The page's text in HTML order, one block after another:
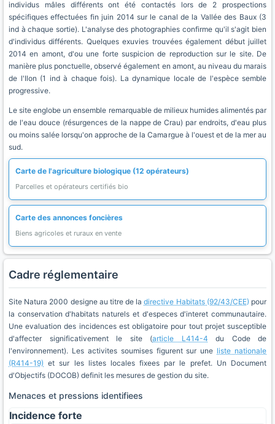
individus mâles différents ont été contactés lors de 2 prospections
spécifiques effectuées fin juin 2014 sur le canal de la Vallée des Baux (3
ind à chaque sortie). L'analyse des photographies confirme qu'il s'agit bien
d'individus différents. Quelques exuvies trouvées également début juillet
2014 en amont, d'ou une forte suspicion de reproduction sur le site. De
manière plus ponctuelle, observé également en amont, au niveau du marais
de l'Ilon (1 ind à chaque fois). La dynamique locale de l'espèce semble
progressive.
Le site englobe un ensemble remarquable de milieux humides alimentés par
de l'eau douce (résurgences de la nappe de Crau) par endroits, d'eau plus
ou moins salée lorsqu'on approche de la Camargue à l'ouest et de la mer au
sud.
Carte de l'agriculture biologique (12 opérateurs)
Parcelles et opérateurs certifiés bio
Carte des annonces foncières
Biens agricoles et ruraux en vente
Cadre réglementaire
Site Natura 2000 designe au titre de ladirective Habitats (92/43/CEE) pour
la conservation d'habitats naturels et d'especes d'interet communautaire.
Une evaluation des incidences est obligatoire pour tout projet susceptible
d'affecter significativement le site (article L414-4 du Code de
l'environnement). Les activites soumises figurent sur une liste nationale
(R414-19) et sur les listes locales fixees par le prefet. Un Document
d'Objectifs (DOCOB) definit les mesures de gestion du site.
Menaces et pressions identifiees
Incidence forte